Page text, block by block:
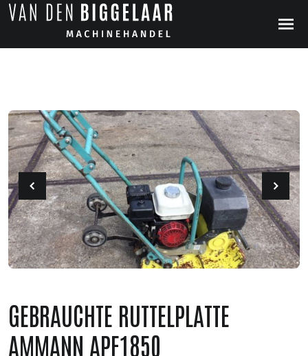
GEBRAUCHTE RUTTELPLATTE
AMMANN APF1850